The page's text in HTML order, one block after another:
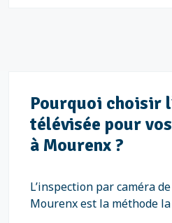
Pourquoi choisir
télévisée pour
à Mourenx ?
L’inspection par caméra
Mourenx est la méthode